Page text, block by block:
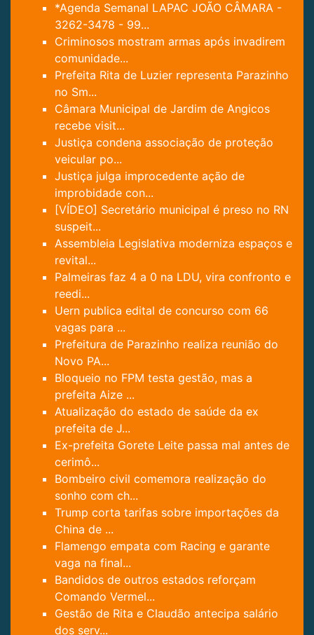
*Agenda Semanal LAPAC JOÃO CÂMARA -
3262-3478 - 99...
Criminosos mostram armas após invadirem
comunidade...
Prefeita Rita de Luzier representa Parazinho
no Sm...
Câmara Municipal de Jardim de Angicos
recebe visit...
Justiça condena associação de proteção
veicular po...
Justiça julga improcedente ação de
improbidade con...
[VÍDEO] Secretário municipal é preso no RN
suspeit...
Assembleia Legislativa moderniza espaços e
revital...
Palmeiras faz 4 a 0 na LDU, vira confronto e
reedi...
Uern publica edital de concurso com 66
vagas para ...
Prefeitura de Parazinho realiza reunião do
Novo PA...
Bloqueio no FPM testa gestão, mas a
prefeita Aize ...
Atualização do estado de saúde da ex
prefeita de J...
Ex-prefeita Gorete Leite passa mal antes de
cerimô...
Bombeiro civil comemora realização do
sonho com ch...
Trump corta tarifas sobre importações da
China de ...
Flamengo empata com Racing e garante
vaga na final...
Bandidos de outros estados reforçam
Comando Vermel...
Gestão de Rita e Claudão antecipa salário
dos serv...